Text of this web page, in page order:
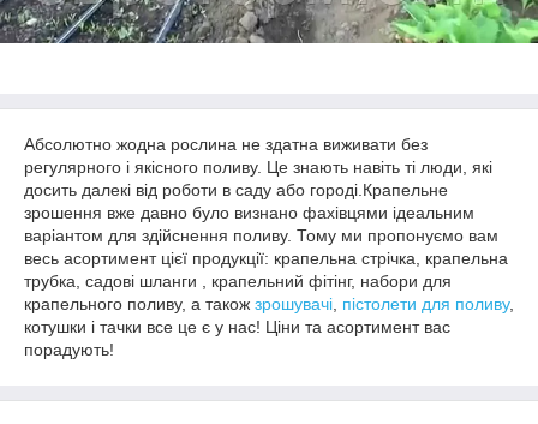
Абсолютно жодна рослина не здатна виживати без
регулярного і якісного поливу. Це знають навіть ті люди, які
досить далекі від роботи в саду або городі.Крапельне
зрошення вже давно було визнано фахівцями ідеальним
варіантом для здійснення поливу. Тому ми пропонуємо вам
весь асортимент цієї продукції: крапельна стрічка, крапельна
трубка, садові шланги , крапельний фітінг, набори для
крапельного поливу, а також зрошувачі пістолети для поливу,
котушки і тачки все це є у нас! Ціни та асортимент вас
порадують!